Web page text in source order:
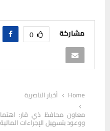
مشاركة 0
Home
أخبار الناصرية
معاون محافظ ذي قار:
ووعود بتسهيل الإجراءات المالية